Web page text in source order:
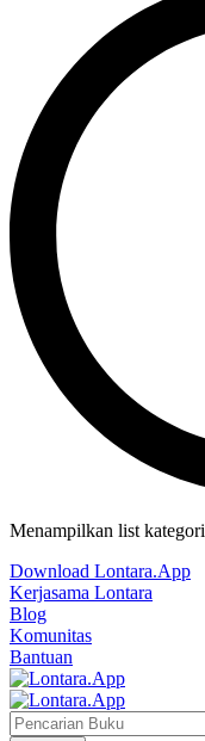
Menampilkan list kategori
Download Lontara.App
Kerjasama Lontara
Blog
Komunitas
Bantuan